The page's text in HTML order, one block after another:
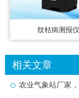
纹枯病测报仪
相关文章
农业气象站厂家